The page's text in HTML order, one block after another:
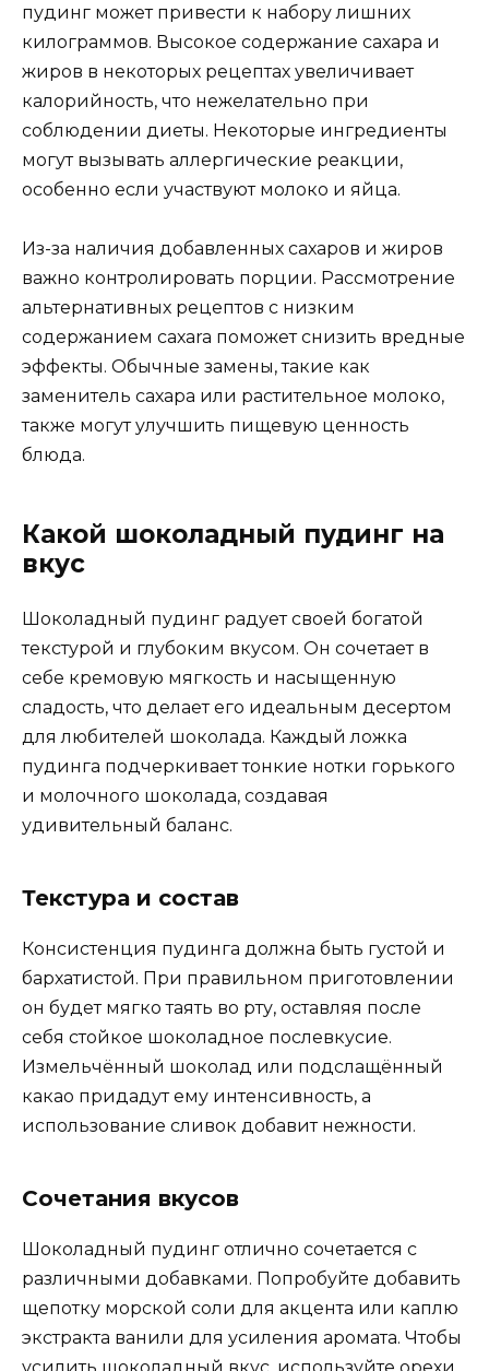
пудинг может привести к набору лишних
килограммов. Высокое содержание сахара и
жиров в некоторых рецептах увеличивает
калорийность, что нежелательно при
соблюдении диеты. Некоторые ингредиенты
могут вызывать аллергические реакции,
особенно если участвуют молоко и яйца.
Из-за наличия добавленных сахаров и жиров
важно контролировать порции. Рассмотрение
альтернативных рецептов с низким
содержанием сахara поможет снизить вредные
эффекты. Обычные замены, такие как
заменитель сахара или растительное молоко,
также могут улучшить пищевую ценность
блюда.
Какой шоколадный пудинг на
вкус
Шоколадный пудинг радует своей богатой
текстурой и глубоким вкусом. Он сочетает в
себе кремовую мягкость и насыщенную
сладость, что делает его идеальным десертом
для любителей шоколада. Каждый ложка
пудинга подчеркивает тонкие нотки горького
и молочного шоколада, создавая
удивительный баланс.
Текстура и состав
Консистенция пудинга должна быть густой и
бархатистой. При правильном приготовлении
он будет мягко таять во рту, оставляя после
себя стойкое шоколадное послевкусие.
Измельчённый шоколад или подслащённый
какао придадут ему интенсивность, а
использование сливок добавит нежности.
Сочетания вкусов
Шоколадный пудинг отлично сочетается с
различными добавками. Попробуйте добавить
щепотку морской соли для акцента или каплю
экстракта ванили для усиления аромата. Чтобы